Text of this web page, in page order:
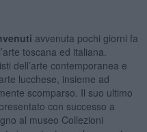
avvenuta pochi giorni fa
toscana ed italiana.
dell’arte contemporanea e
lucchese, insieme ad
scomparso. Il suo ultimo
con successo a
al museo Collezioni